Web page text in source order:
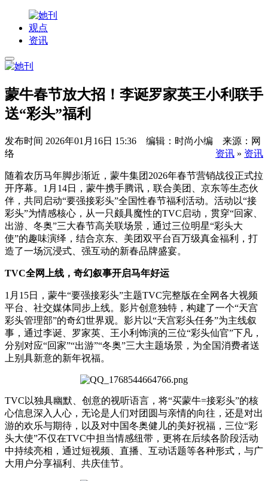
观点
资讯
蒙牛春节放大招！李诞罗家英王小利联手
送“彩头”福利
发布时间 2026年01月16日 15:36 编辑：时尚小编 来源：网
络
资讯 » 资讯
随着农历马年脚步渐近，蒙牛集团2026年春节营销战役正式拉
开序幕。1月14日，蒙牛携手腾讯，联合美团、京东等生态伙
伴，共同启动“要强接彩头”全国性春节福利活动。活动以“接
彩头”为情感核心，从一只颇具魔性的TVC启动，贯穿“回家、
出游、冬奥”三大春节高关联场景，通过三位明星“彩头大
使”的趣味演绎，结合京东、美团双平台百万级真金福利，打
造了一场沉浸式、强互动的新春品牌盛宴。
TVC全网上线，奇幻叙事开启马年好运
1月15日，蒙牛“要强接彩头”主题TVC完整版在全网各大视频
平台、社交媒体同步上线。影片创意独特，构建了一个“天宫
彩头管理部”的奇幻世界观。影片以“天宫彩头任务”为主线叙
事，通过李诞、罗家英、王小利饰演的三位“彩头仙官”下凡，
分别对应“回家”“出游”“冬奥”三大主题场景，为全国消费者送
上别具新意的新年祝福。
TVC以独具幽默、创意的视听语言，将“买蒙牛=接彩头”的核
心信息深入人心，无论是人们对团圆与亲情的向往，还是对出
游的欢乐与期待，以及对中国冬奥健儿的美好祝福，三位“彩
头大使”不仅在TVC中担当情感纽带，更将在后续各阶段活动
中持续亮相，通过短视频、直播、互动话题等各种形式，与广
大用户分享福利、共庆佳节。